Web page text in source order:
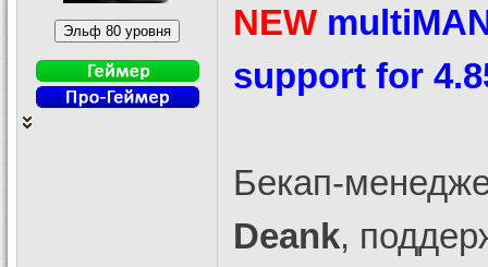
NEW
support for
Бекап-
Deank,